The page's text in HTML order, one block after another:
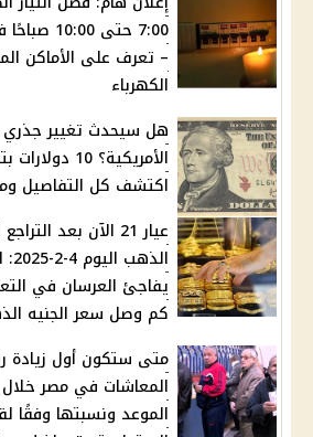
7:00 حتى
– تعرف على الأماكن
الكهرباء
هل سيحدث تغيير
الأمريكية؟
اكتشف كل التفاصيل
عيار 21 الآن بعد
يفاجئ العرسان في
كم وصل سعر الجنيه
متى ستكون أول زيادة
الموعد ونسبتها وفقًا